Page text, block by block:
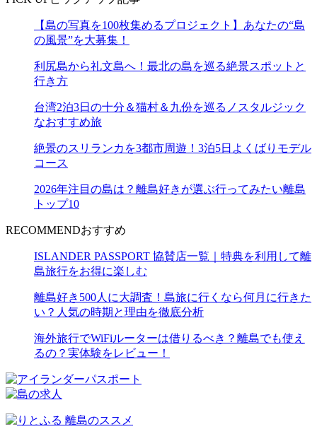
【島の写真を100枚集めるプロジェクト】あなたの“島
の風景”を大募集！
利尻島から礼文島へ！最北の島を巡る絶景スポットと
行き方
台湾2泊3日の十分＆猫村＆九份を巡るノスタルジック
なおすすめ旅
絶景のスリランカを3都市周遊！3泊5日よくばりモデル
コース
2026年注目の島は？離島好きが選ぶ行ってみたい離島
トップ10
RECOMMENDおすすめ
ISLANDER PASSPORT 協賛店一覧｜特典を利用して離
島旅行をお得に楽しむ
離島好き500人に大調査！島旅に行くなら何月に行きた
い？人気の時期と理由を徹底分析
海外旅行でWiFiルーターは借りるべき？離島でも使え
るの？実体験をレビュー！